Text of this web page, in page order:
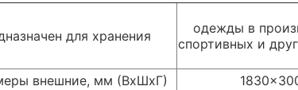
для хранения
одежды в
спортивных и
внешние, мм (ВхШхГ)